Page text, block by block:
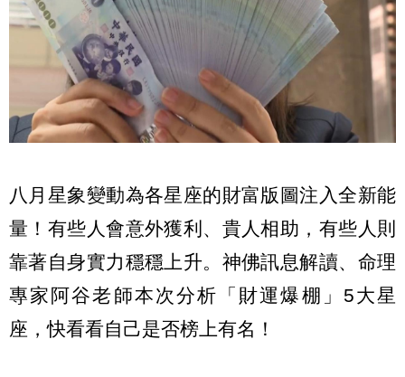
八月星象變動為各星座的財富版圖注入全新能
量！有些人會意外獲利、貴人相助，有些人則
靠著自身實力穩穩上升。神佛訊息解讀、命理
專家阿谷老師本次分析「財運爆棚」5大星
座，快看看自己是否榜上有名！